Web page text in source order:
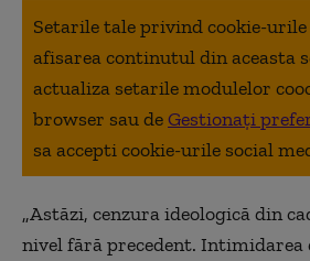
Setarile tale privind cookie-
afisarea continutul din aceasta
actualiza setarile modulelor
browser sau deGestionați
sa accepti cookie-urile social
„Astăzi, cenzura ideologică din
nivel fără precedent.